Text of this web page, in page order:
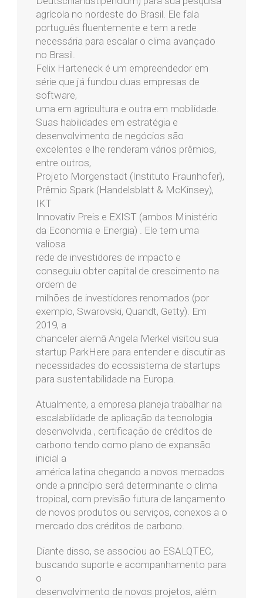
agrícola no nordeste do Brasil. Ele fala
português fluentemente e tem a rede
necessária para escalar o clima avançado
no Brasil.
Felix Harteneck é um empreendedor em
série que já fundou duas empresas de
software,
uma em agricultura e outra em mobilidade.
Suas habilidades em estratégia e
desenvolvimento de negócios são
excelentes e lhe renderam vários prêmios,
entre outros,
Projeto Morgenstadt (Instituto Fraunhofer),
Prêmio Spark (Handelsblatt & McKinsey),
IKT
Innovativ Preis e EXIST (ambos Ministério
da Economia e Energia) . Ele tem uma
valiosa
rede de investidores de impacto e
conseguiu obter capital de crescimento na
ordem de
milhões de investidores renomados (por
exemplo, Swarovski, Quandt, Getty). Em
2019, a
chanceler alemã Angela Merkel visitou sua
startup ParkHere para entender e discutir as
necessidades do ecossistema de startups
para sustentabilidade na Europa.
Atualmente, a empresa planeja trabalhar na
escalabilidade de aplicação da tecnologia
desenvolvida , certificação de créditos de
carbono tendo como plano de expansão
inicial a
américa latina chegando a novos mercados
onde a princípio será determinante o clima
tropical, com previsão futura de lançamento
de novos produtos ou serviços, conexos a o
mercado dos créditos de carbono.
Diante disso, se associou ao ESALQTEC,
buscando suporte e acompanhamento para
o
desenvolvimento de novos projetos, além